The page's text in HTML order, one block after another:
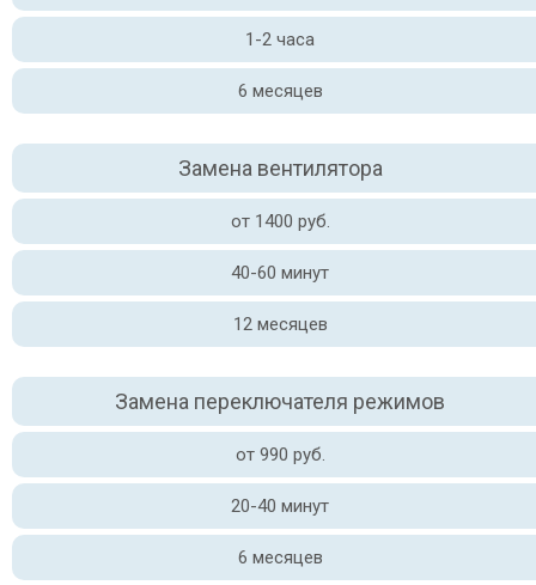
1-2 часа
6 месяцев
Замена вентилятора
от 1400 руб.
40-60 минут
12 месяцев
Замена переключателя режимов
от 990 руб.
20-40 минут
6 месяцев